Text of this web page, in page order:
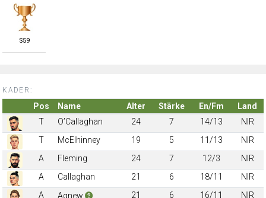
S59
KADER:
Pos Name Alter Stärke En/Fm
Land
T
O’Callaghan 24 7 14/13
NIR
T
McElhinney 19 5 11/13
NIR
A
Fleming 24 7 12/3
NIR
A
Callaghan 21 6 18/11
NIR
A
Agnew 21 6 16/11
NIR